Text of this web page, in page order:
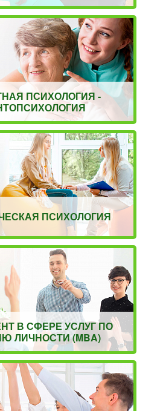
ПСИХОЛОГИЯ -
ПСИХОЛОГИЯ
В СФЕРЕ УСЛУГ ПО
ЛИЧНОСТИ (MBA)